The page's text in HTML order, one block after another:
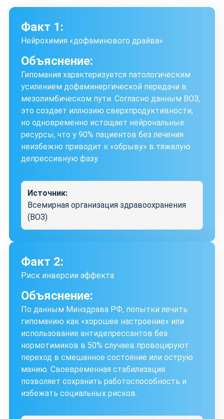
Факт 1:
Нейрохимия «дофаминового драйва»
Объяснение:
Гипомания характеризуется патологическим
усилением дофаминергической передачи в
мезолимбическом пути. Согласно данным ВОЗ,
это создает иллюзию сверхпродуктивности,
но одновременно истощает нейрональные
ресурсы, что у 90% пациентов без лечения
неизбежно приводит к «обрыву» в тяжелую
депрессивную фазу.
Источник:
Всемирная организация здравоохранения
(ВОЗ)
Факт 2:
Риск инверсии аффекта
Объяснение:
По данным Минздрава РФ, попытки лечить
гипоманию как «хорошее настроение» или
использование антидепрессантов без
нормотимиков в 50% случаев провоцируют
переход в смешанное состояние или острую
манию. Своевременная стабилизация
позволяет сохранить работоспособность и
избежать социальных рисков.